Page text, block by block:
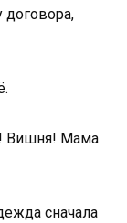
Вишня! Мама
сначала